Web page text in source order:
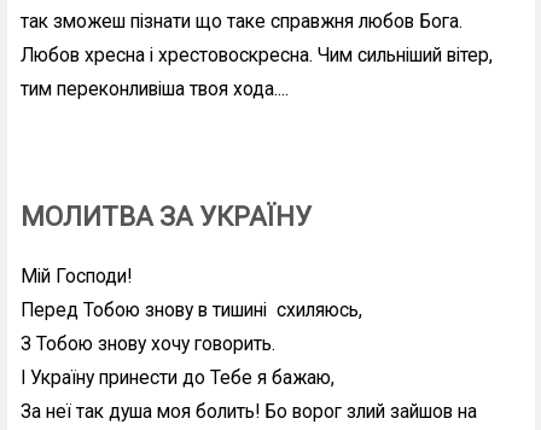
так зможеш пізнати що таке справжня любов Бога.
Любов хресна і хрестовоскресна. Чим сильніший вітер,
тим переконливіша твоя хода....
МОЛИТВА ЗА УКРАЇНУ
Мій Господи!
Перед Тобою знову в тишині схиляюсь,
З Тобою знову хочу говорить.
І Україну принести до Тебе я бажаю,
За неї так душа моя болить! Бо ворог злий зайшов на